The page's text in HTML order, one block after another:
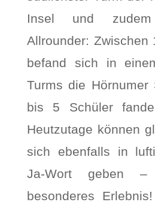
Insel und
Allrounder: Zwischen
befand sich in
Turms die Hörnumer
bis 5 Schüler
Heutzutage können
sich ebenfalls in
Ja-Wort geben
besonderes